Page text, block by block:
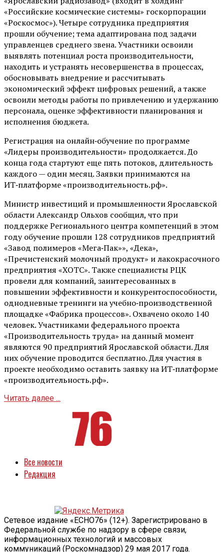
«Российские космические системы» госкорпорации
«Роскосмос»). Четыре сотрудника предприятия
прошли обучение; тема адаптирована под задачи
управленцев среднего звена. Участники освоили
выявлять потенциал роста производительности,
находить и устранять несовершенства в процессах,
обосновывать внедрение и рассчитывать
экономический эффект цифровых решений, а также
освоили методы работы по привлечению и удержанию
персонала, оценке эффективности планирования и
исполнения бюджета.
Регистрация на онлайн‑обучение по программе
«Лидеры производительности» продолжается. До
конца года стартуют еще пять потоков, длительность
каждого — один месяц. Заявки принимаются на
ИТ‑платформе «производительность.рф».
Министр инвестиций и промышленности Ярославской
области Александр Ольхов сообщил, что при
поддержке Регионального центра компетенций в этом
году обучение прошли 128 сотрудников предприятий
«Завод полимеров «Мега‑Пак»», «Дека»,
«Пречистенский молочный продукт» и лакокрасочного
предприятия «ХОТС». Также специалисты РЦК
провели для компаний, заинтересованных в
повышении эффективности и конкурентоспособности,
однодневные тренинги на учебно‑производственной
площадке «Фабрика процессов». Охвачено около 140
человек. Участниками федерального проекта
«Производительность труда» на данный момент
являются 90 предприятий Ярославской области. Для
них обучение проводится бесплатно. Для участия в
проекте необходимо оставить заявку на ИТ‑платформе
«производительность.рф».
Читать далее ...
Все новости
Редакция
Сетевое издание «ECHO76» (12+). Зарегистрировано в
Федеральной службе по надзору в сфере связи,
информационных технологий и массовых
коммуникаций (Роскомнадзор) 29 мая 2017 года.